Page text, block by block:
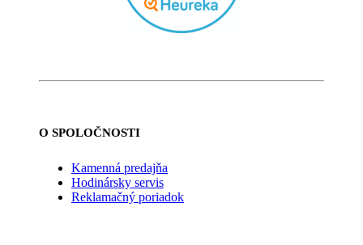
O SPOLOČNOSTI
Kamenná predajňa
Hodinársky servis
Reklamačný poriadok